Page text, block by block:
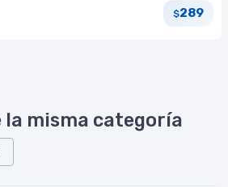
$289
la misma categoría